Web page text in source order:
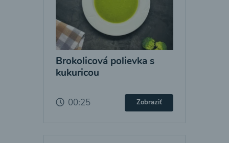
Brokolicová polievka s
kukuricou
00:25 Zobraziť